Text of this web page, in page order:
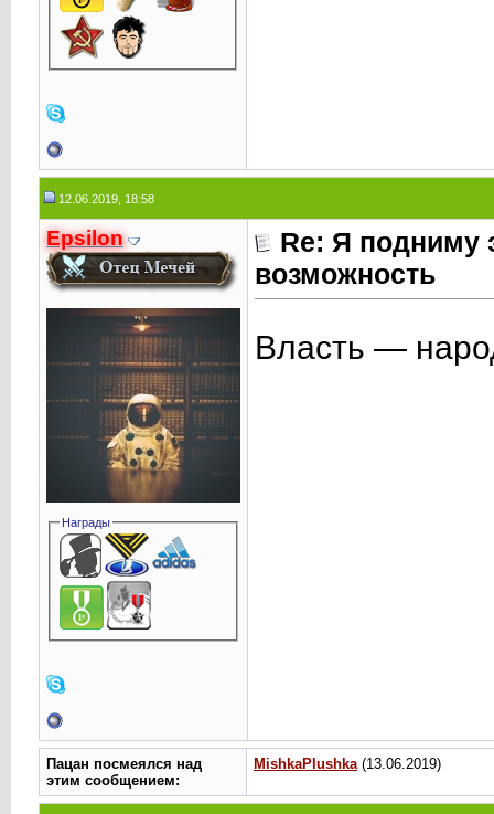
12.06.2019, 18:58
Epsilon
Награды
Re: Я подниму
возможность
Власть —
Пацан посмеялся над
этим сообщением:
MishkaPlushka(13.06.2019)